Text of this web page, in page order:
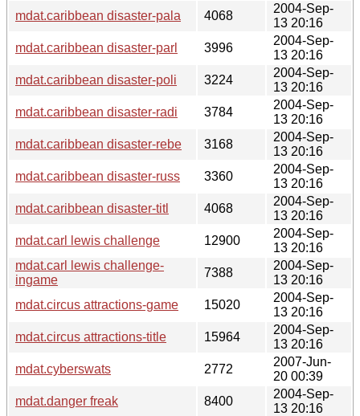
mdat.caribbean disaster-pala
4068
2004-Sep-
13 20:16
mdat.caribbean disaster-parl
3996
2004-Sep-
13 20:16
mdat.caribbean disaster-poli
3224
2004-Sep-
13 20:16
mdat.caribbean disaster-radi
3784
2004-Sep-
13 20:16
mdat.caribbean disaster-rebe
3168
2004-Sep-
13 20:16
mdat.caribbean disaster-russ
3360
2004-Sep-
13 20:16
mdat.caribbean disaster-titl
4068
2004-Sep-
13 20:16
mdat.carl lewis challenge
12900
2004-Sep-
13 20:16
mdat.carl lewis challenge-
ingame
7388
2004-Sep-
13 20:16
mdat.circus attractions-game
15020
2004-Sep-
13 20:16
mdat.circus attractions-title
15964
2004-Sep-
13 20:16
mdat.cyberswats
2772
2007-Jun-
20 00:39
mdat.danger freak
8400
2004-Sep-
13 20:16